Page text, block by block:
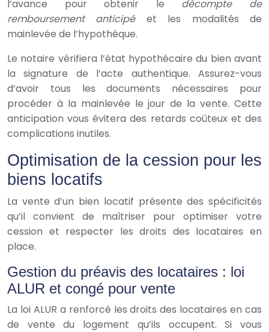
l’avance pour obtenir le décompte de
remboursement anticipé et les modalités de
mainlevée de l’hypothèque.
Le notaire vérifiera l’état hypothécaire du bien avant
la signature de l’acte authentique. Assurez-vous
d’avoir tous les documents nécessaires pour
procéder à la mainlevée le jour de la vente. Cette
anticipation vous évitera des retards coûteux et des
complications inutiles.
Optimisation de la cession pour les
biens locatifs
La vente d’un bien locatif présente des spécificités
qu’il convient de maîtriser pour optimiser votre
cession et respecter les droits des locataires en
place.
Gestion du préavis des locataires : loi
ALUR et congé pour vente
La loi ALUR a renforcé les droits des locataires en cas
de vente du logement qu’ils occupent. Si vous